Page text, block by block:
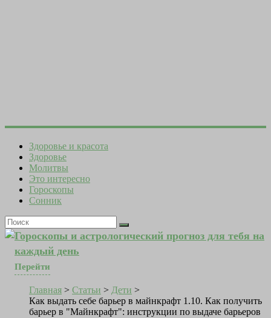
Здоровье и красота
Здоровье
Молитвы
Это интересно
Гороскопы
Сонник
Гороскопы и астрологический прогноз для тебя на
каждый день
Перейти
Главная > Статьи > Дети >
Как выдать себе барьер в майнкрафт 1.10. Как получить
барьер в "Майнкрафт": инструкции по выдаче барьеров